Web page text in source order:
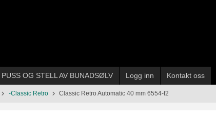
PUSS OG STELL AV BUNADSØLV Logg inn Kontakt oss
-Classic Retro Classic Retro Automatic 40 mm 6554-f2